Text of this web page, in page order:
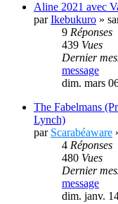
Aline 2021 avec
parIkebukuro »
9 Réponses
439 Vues
Dernier
message
dim. mars
The Fabelmans
Lynch)
par Scarabéaware
4 Réponses
480 Vues
Dernier
message
dim. janv.